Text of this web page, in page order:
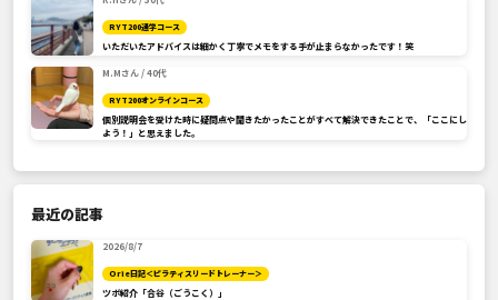
RYT200通学コース
いただいたアドバイスは細かく丁寧でメモをする手が止まらなかったです！笑
M.Mさん / 40代
RYT200オンラインコース
個別説明会を受けた時に疑問点や聞きたかったことがすべて解決できたことで、「ここにし
よう！」と思えました。
最近の記事
2026/8/7
Orie日記＜ピラティスリードトレーナー＞
ツボ紹介「合谷（ごうこく）」